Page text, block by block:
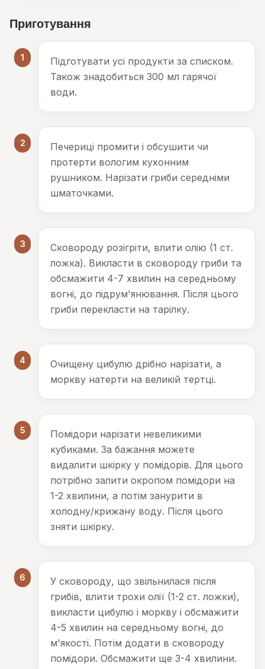
Приготування
1
Підготувати усі продукти за списком.
Також знадобиться 300 мл гарячої
води.
2
Печериці промити і обсушити чи
протерти вологим кухонним
рушником. Нарізати гриби середніми
шматочками.
3
Сковороду розігріти, влити олію (1 ст.
ложка). Викласти в сковороду гриби та
обсмажити 4-7 хвилин на середньому
вогні, до підрум'янювання. Після цього
гриби перекласти на тарілку.
4
Очищену цибулю дрібно нарізати, а
моркву натерти на великій тертці.
5
Помідори нарізати невеликими
кубиками. За бажання можете
видалити шкірку у помідорів. Для цього
потрібно залити окропом помідори на
1-2 хвилини, а потім занурити в
холодну/крижану воду. Після цього
зняти шкірку.
6
У сковороду, що звільнилася після
грибів, влити трохи олії (1-2 ст. ложки),
викласти цибулю і моркву і обсмажити
4-5 хвилин на середньому вогні, до
м'якості. Потім додати в сковороду
помідори. Обсмажити ще 3-4 хвилини.